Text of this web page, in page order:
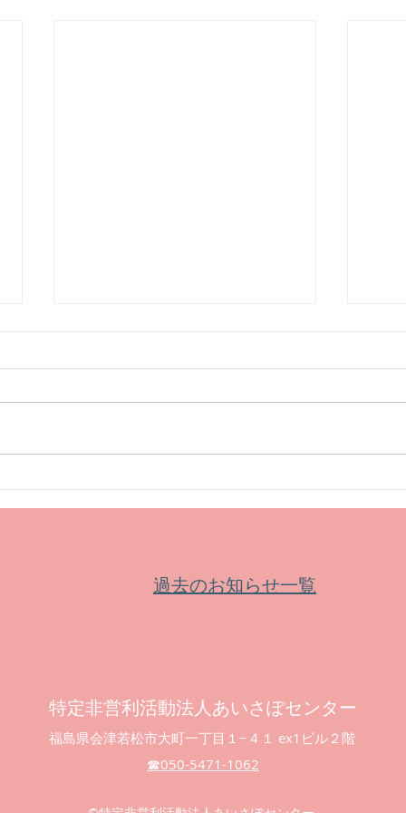
過去のお知らせ一覧
特定非営利活動法人あいさぽセンター
福島県会津若松市大町一丁目１−４１ ex1ビル２階
☎︎050-5471-1062